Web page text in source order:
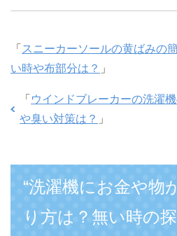
「 スニーカーソールの黄ばみの
い時や布部分は？ 」
「 ウインドブレーカーの洗濯
や臭い対策は？ 」
“洗濯機にお金や物
り方は？無い時の